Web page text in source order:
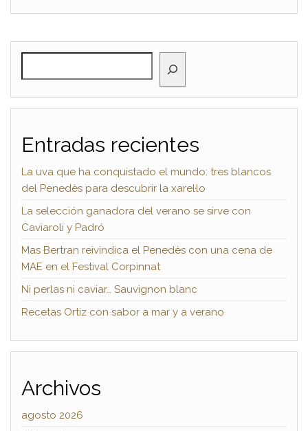
Entradas recientes
La uva que ha conquistado el mundo: tres blancos
del Penedès para descubrir la xarel·lo
La selección ganadora del verano se sirve con
Caviaroli y Padró
Mas Bertran reivindica el Penedès con una cena de
MAE en el Festival Corpinnat
Ni perlas ni caviar… Sauvignon blanc
Recetas Ortiz con sabor a mar y a verano
Archivos
agosto 2026